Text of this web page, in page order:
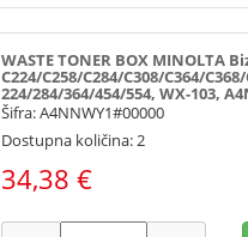
WASTE TONER BOX MINOLTA
C224/C258/C284/C308/C364/
224/284/364/454/554, WX-103,
Šifra: A4NNWY1#00000
Dostupna količina: 2
34,38 €